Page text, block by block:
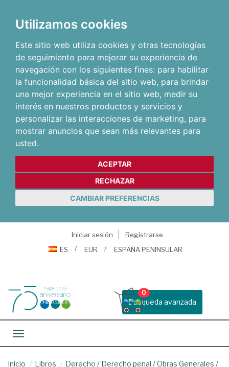
Utilizamos cookies
Este sitio web utiliza cookies y otras tecnologías
de seguimiento para mejorar su experiencia de
navegación con los siguientes fines: para habilitar
la funcionalidad básica del sitio web, para brindar
una mejor experiencia en el sitio web, medir su
interés en nuestros productos y servicios y
personalizar las interacciones de marketing, para
mostrar anuncios que sean más relevantes para
usted.
ACEPTAR
RECHAZAR
CAMBIAR PREFERENCIAS
Iniciar sesión
Registrarse
ES
EUR ESPAÑA PENINSULAR
Busqueda avanzada
0
Toggle navigation
Inicio Libros Derecho / Derecho penal /Obras Generales /